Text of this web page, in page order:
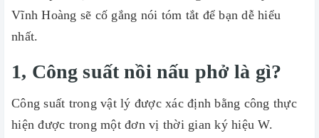
Vĩnh Hoàng sẽ cố gắng nói tóm tắt để bạn dễ hiểu
nhất.
1, Công suất nồi nấu phở là gì?
Công suất trong vật lý được xác định bằng công thực
hiện được trong một đơn vị thời gian ký hiệu W.